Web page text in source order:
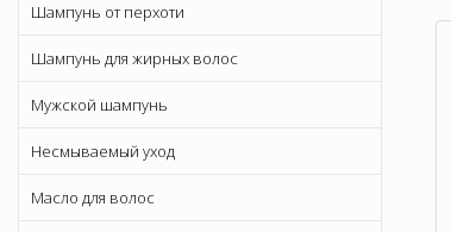
Шампунь от перхоти
Шампунь для жирных волос
Мужской шампунь
Несмываемый уход
Масло для волос